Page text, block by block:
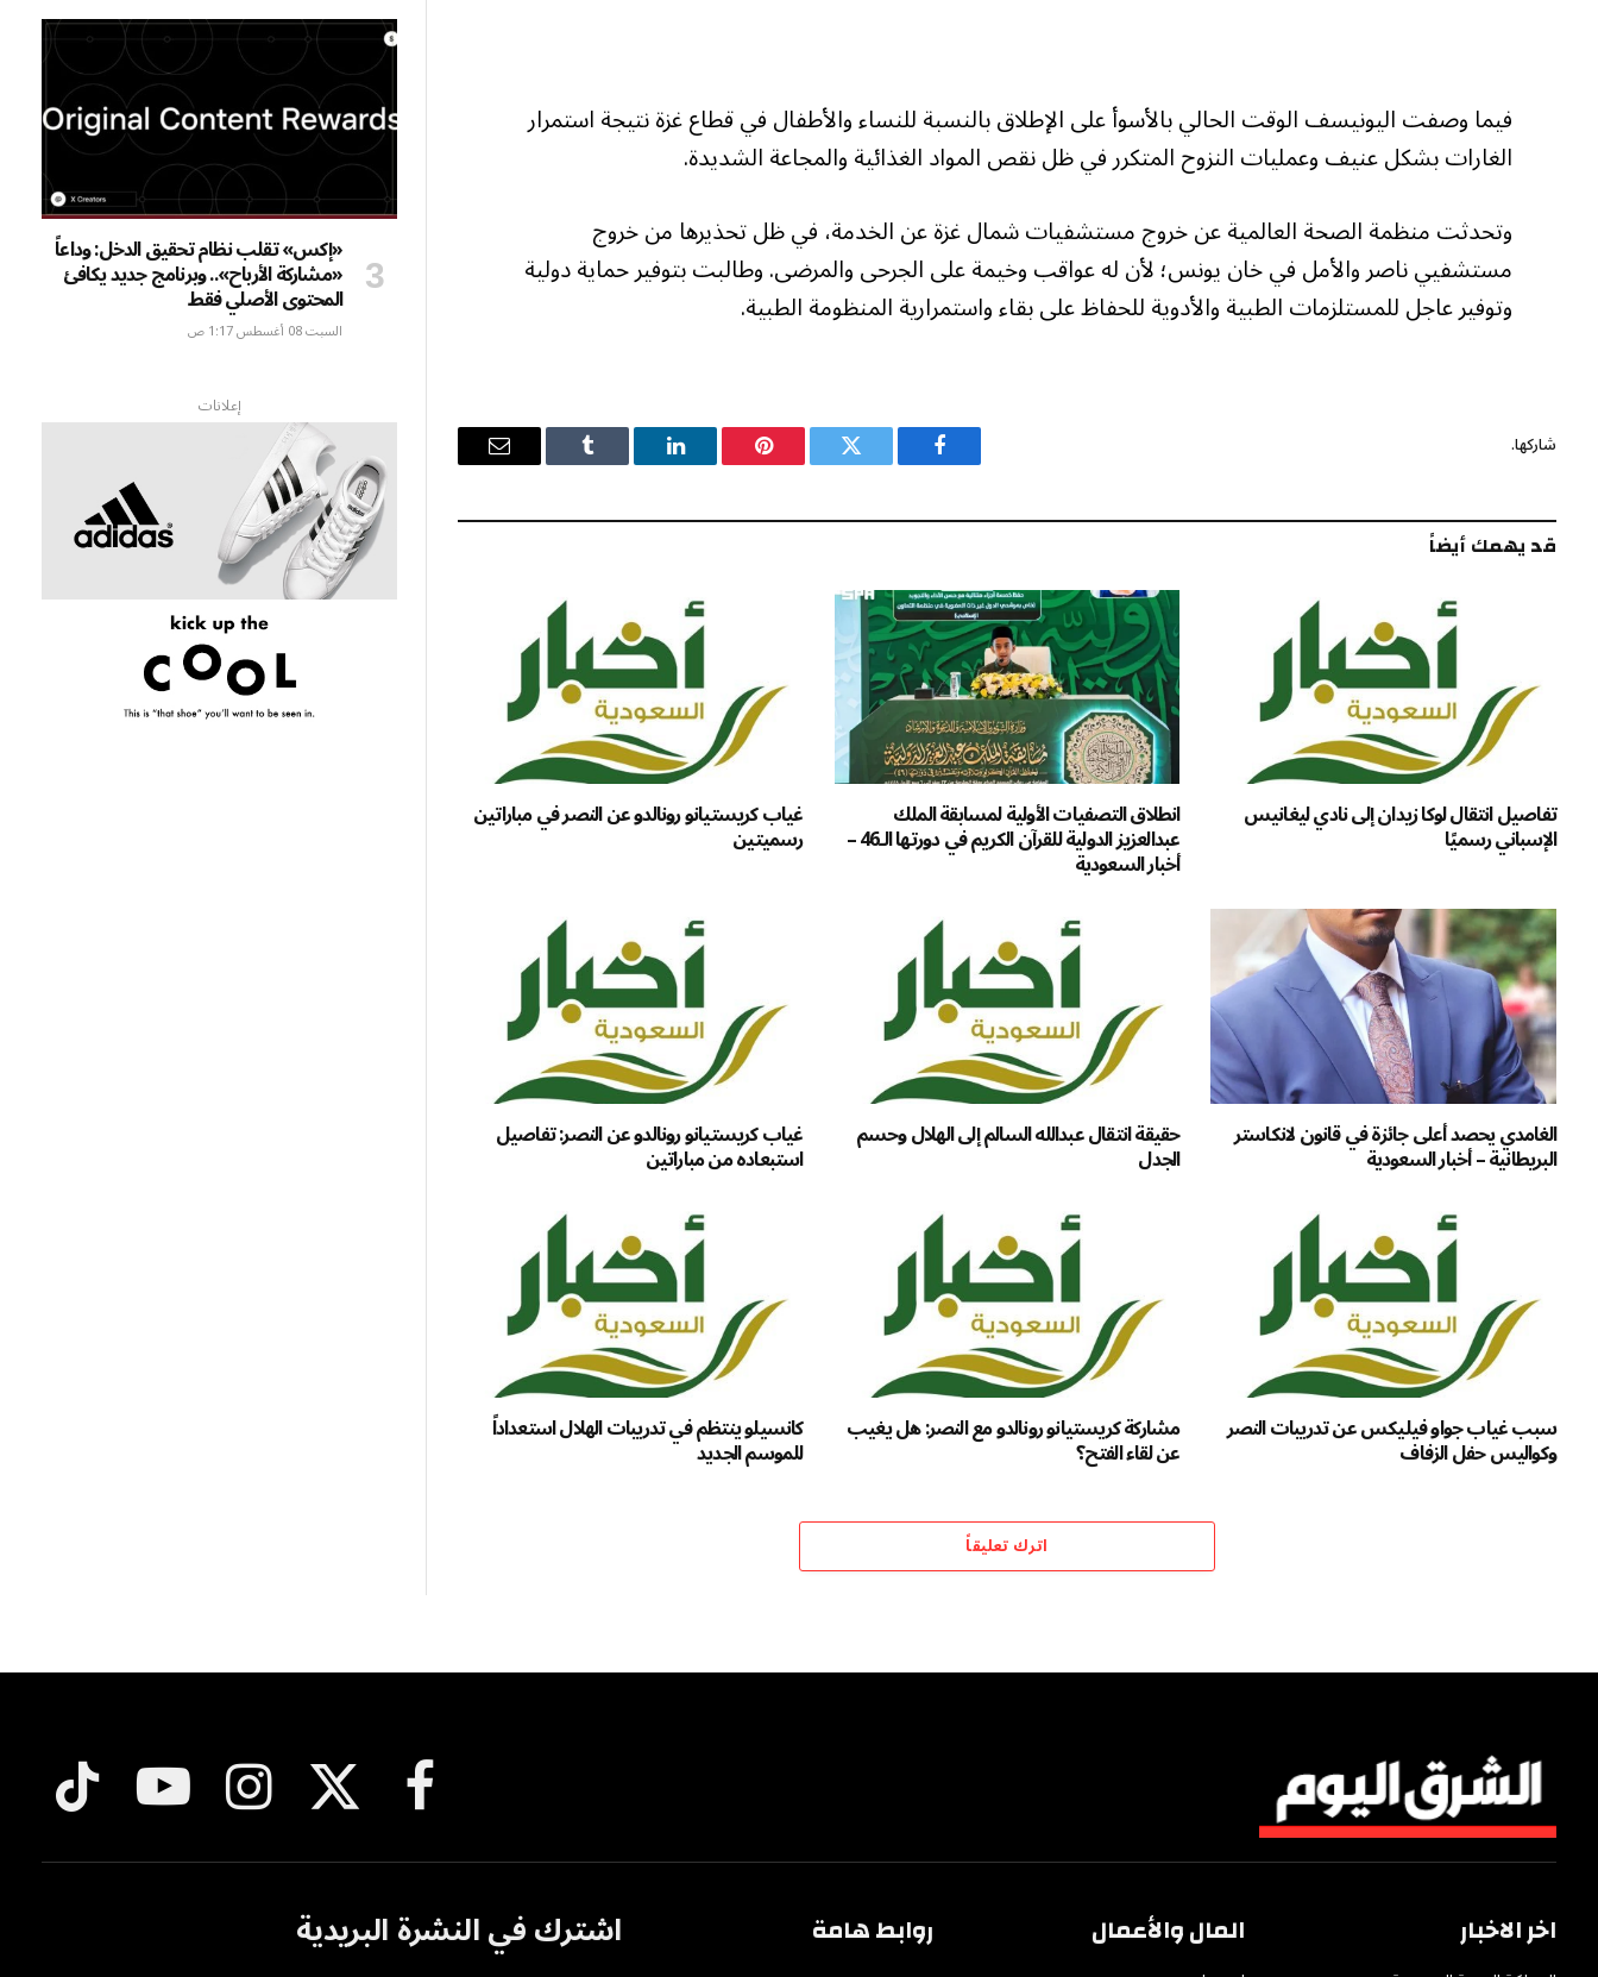
فيما وصفت اليونيسف الوقت الحالي بالأسوأ على الإطلاق بالنسبة للنساء والأطفال في قطاع غزة نتيجة استمرار
الغارات بشكل عنيف وعمليات النزوح المتكرر في ظل نقص المواد الغذائية والمجاعة الشديدة.
وتحدثت منظمة الصحة العالمية عن خروج مستشفيات شمال غزة عن الخدمة، في ظل تحذيرها من خروج
مستشفيي ناصر والأمل في خان يونس؛ لأن له عواقب وخيمة على الجرحى والمرضى. وطالبت بتوفير حماية دولية
وتوفير عاجل للمستلزمات الطبية والأدوية للحفاظ على بقاء واستمرارية المنظومة الطبية.
شاركها.
فيسبوك تويتر بينتيريستلينكدإن Tumblr
البريد
قد يهمك أيضاً
تفاصيل انتقال لوكا زيدان إلى نادي ليغانيس
الإسباني رسميًا
انطلاق التصفيات الأولية لمسابقة الملك
عبدالعزيز الدولية للقرآن الكريم في دورتها الـ46 –
أخبار السعودية
غياب كريستيانو رونالدو عن النصر في مباراتين
رسميتين
الغامدي يحصد أعلى جائزة في قانون لانكاستر
البريطانية – أخبار السعودية
حقيقة انتقال عبدالله السالم إلى الهلال وحسم
الجدل
غياب كريستيانو رونالدو عن النصر: تفاصيل
استبعاده من مباراتين
سبب غياب جواو فيليكس عن تدريبات النصر
وكواليس حفل الزفاف
مشاركة كريستيانو رونالدو مع النصر: هل يغيب
عن لقاء الفتح؟
كانسيلو ينتظم في تدريبات الهلال استعداداً
للموسم الجديد
اترك تعليقاً
«إكس» تقلب نظام تحقيق الدخل: وداعاً
«مشاركة الأرباح».. وبرنامج جديد يكافئ
المحتوى الأصلي فقط
السبت 08 أغسطس 1:17 ص
إعلانات
فيسبوك X الانستغرام يوتيوب تيكتوك
اخر الاخبار المال والأعمال روابط هامة اشترك في النشرة البريدية